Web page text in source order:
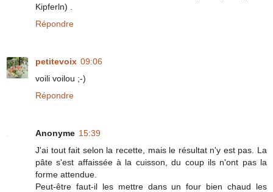
Kipferln) .
Répondre
petitevoix 09:06
voili voilou ;-)
Répondre
Anonyme 15:39
J'ai tout fait selon la recette, mais le résultat n'y est pas. La
pâte s'est affaissée à la cuisson, du coup ils n'ont pas la
forme attendue.
Peut-être faut-il les mettre dans un four bien chaud les